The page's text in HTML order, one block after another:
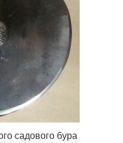
садового бура